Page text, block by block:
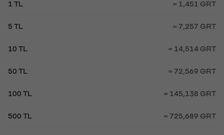
1 TL = 1,451 GRT
5 TL = 7,257 GRT
10 TL = 14,514 GRT
50 TL = 72,569 GRT
100 TL = 145,138 GRT
500 TL = 725,689 GRT